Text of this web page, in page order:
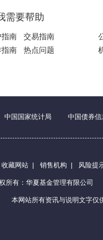
需要帮助
南
交易指南
南
热点问题
中国国家统计局 中国债券信
收藏网站 | 销售机构 | 风险提
所有：华夏基金管理有限公司
本网站所有资讯与说明文字仅